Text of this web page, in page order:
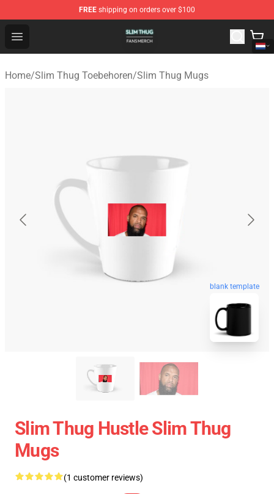
FREE shipping on orders over $100
Open menu
Slim Thug Shop - Official Slim Thug Merchandise Store
Home/Slim Thug Toebehoren/Slim Thug Mugs
blank template
Slim Thug Hustle Slim Thug
Mugs
(1 customer reviews)